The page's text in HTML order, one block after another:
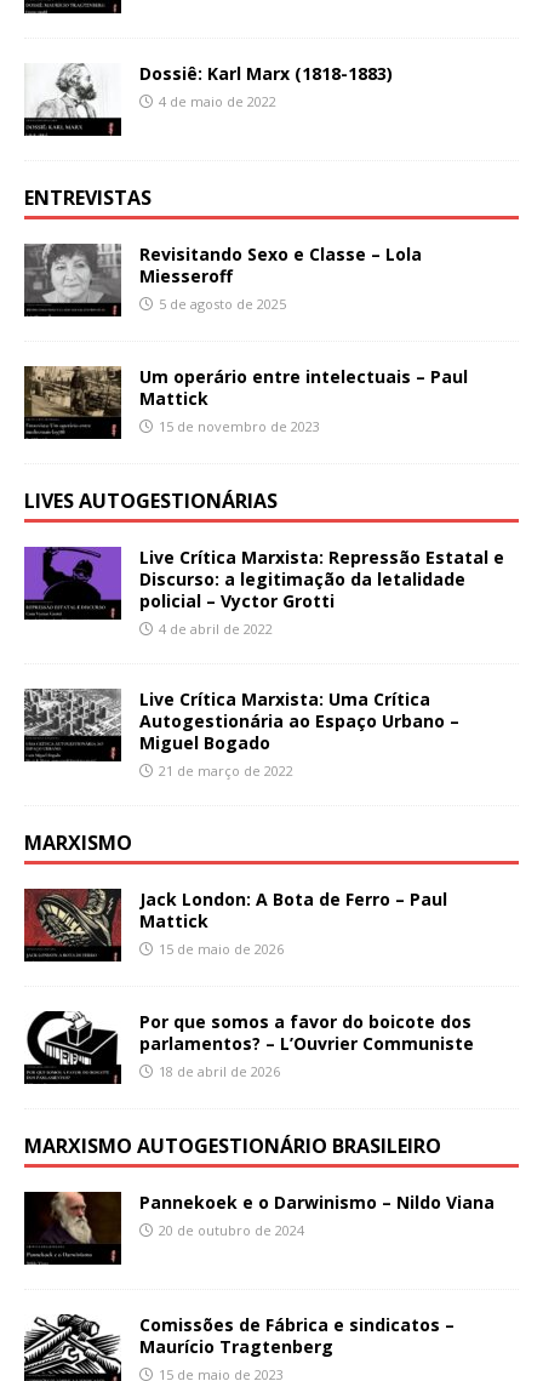
Dossiê: Karl Marx (1818-1883)
4 de maio de 2022
ENTREVISTAS
Revisitando Sexo e Classe – Lola
Miesseroff
5 de agosto de 2025
Um operário entre intelectuais – Paul
Mattick
15 de novembro de 2023
LIVES AUTOGESTIONÁRIAS
Live Crítica Marxista: Repressão Estatal e
Discurso: a legitimação da letalidade
policial – Vyctor Grotti
4 de abril de 2022
Live Crítica Marxista: Uma Crítica
Autogestionária ao Espaço Urbano –
Miguel Bogado
21 de março de 2022
MARXISMO
Jack London: A Bota de Ferro – Paul
Mattick
15 de maio de 2026
Por que somos a favor do boicote dos
parlamentos? – L’Ouvrier Communiste
18 de abril de 2026
MARXISMO AUTOGESTIONÁRIO BRASILEIRO
Pannekoek e o Darwinismo – Nildo Viana
20 de outubro de 2024
Comissões de Fábrica e sindicatos –
Maurício Tragtenberg
15 de maio de 2023